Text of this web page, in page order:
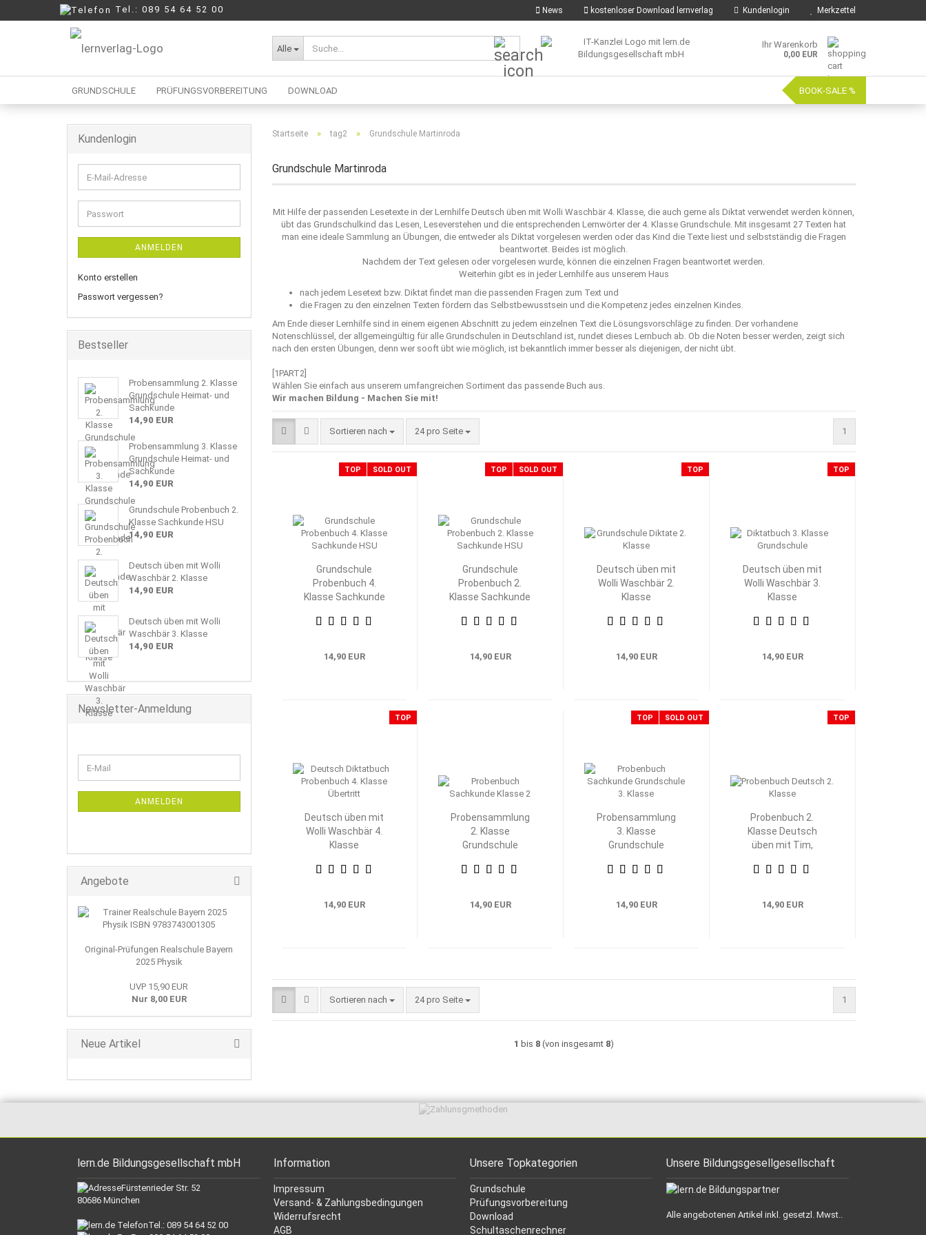
News kostenloser Download lernverlag Kundenlogin Merkzettel
Tel.: 089 54 64 52 00
Alle
Suche... Ihr Warenkorb
0,00 EUR
GRUNDSCHULE PRÜFUNGSVORBEREITUNG
Mittelschule
DOWNLOAD BOOK-SALE %
Startseite » tag2 » Grundschule Martinroda
Grundschule Martinroda
Mit Hilfe der passenden Lesetexte in der Lernhilfe Deutsch üben mit Wolli Waschbär 4. Klasse, die auch gerne als Diktat verwendet werden können,
übt das Grundschulkind das Lesen, Leseverstehen und die entsprechenden Lernwörter der 4. Klasse Grundschule. Mit insgesamt 27 Texten hat
man eine ideale Sammlung an Übungen, die entweder als Diktat vorgelesen werden oder das Kind die Texte liest und selbstständig die Fragen
beantwortet. Beides ist möglich.
Nachdem der Text gelesen oder vorgelesen wurde, können die einzelnen Fragen beantwortet werden.
Weiterhin gibt es in jeder Lernhilfe aus unserem Haus
nach jedem Lesetext bzw. Diktat findet man die passenden Fragen zum Text und
die Fragen zu den einzelnen Texten fördern das Selbstbewusstsein und die Kompetenz jedes einzelnen Kindes.
Am Ende dieser Lernhilfe sind in einem eigenen Abschnitt zu jedem einzelnen Text die Lösungsvorschläge zu finden. Der vorhandene
Notenschlüssel, der allgemeingültig für alle Grundschulen in Deutschland ist, rundet dieses Lernbuch ab. Ob die Noten besser werden, zeigt sich
nach den ersten Übungen, denn wer sooft übt wie möglich, ist bekanntlich immer besser als diejenigen, der nicht übt.
[1PART2]
Wählen Sie einfach aus unserem umfangreichen Sortiment das passende Buch aus.
Wir machen Bildung - Machen Sie mit!
Sortieren nach
Sortieren nach 24 pro Seite
pro Seite 1
TOP SOLD OUT
Grundschule
Probenbuch 4.
Klasse Sachkunde
14,90 EUR
TOP SOLD OUT
Grundschule
Probenbuch 2.
Klasse Sachkunde
14,90 EUR
TOP
Deutsch üben mit
Wolli Waschbär 2.
Klasse
14,90 EUR
TOP
Deutsch üben mit
Wolli Waschbär 3.
Klasse
14,90 EUR
TOP
Deutsch üben mit
Wolli Waschbär 4.
Klasse
14,90 EUR
Probensammlung
2. Klasse
Grundschule
Sachkunde
14,90 EUR
TOP SOLD OUT
Probensammlung
3. Klasse
Grundschule
Sachkunde
14,90 EUR
TOP
Probenbuch 2.
Klasse Deutsch
üben mit Tim,
Waschbär
14,90 EUR
Sortieren nach
Sortieren nach 24 pro Seite
pro Seite 1
1 bis 8(von insgesamt 8)
Kundenlogin
E-
Mail-
Adresse
Passwort
ANMELDEN
Konto erstellen
Passwort vergessen?
Bestseller
Probensammlung 2. Klasse
Grundschule Heimat- und
Sachkunde
14,90 EUR
Probensammlung 3. Klasse
Grundschule Heimat- und
Sachkunde
14,90 EUR
Grundschule Probenbuch 2.
Klasse Sachkunde HSU
14,90 EUR
Deutsch üben mit Wolli
Waschbär 2. Klasse
14,90 EUR
Deutsch üben mit Wolli
Waschbär 3. Klasse
14,90 EUR
Newsletter-Anmeldung
ZUR
E-
Mail
ANMELDEN
Angebote
Original-Prüfungen Realschule Bayern
2025 Physik
UVP 15,90 EUR
Nur 8,00 EUR
Neue Artikel
lern.de Bildungsgesellschaft mbH
Fürstenrieder Str. 52
80686 München
Tel.: 089 54 64 52 00
Information
Impressum
Versand- & Zahlungsbedingungen
Widerrufsrecht
AGB
Unsere Topkategorien
Grundschule
Prüfungsvorbereitung
Download
Schultaschenrechner
Unsere Bildungsgesellgesellschaft
Alle angebotenen Artikel inkl. gesetzl. Mwst..